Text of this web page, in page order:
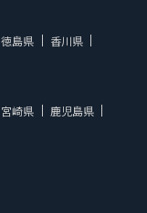
徳島県
香川県
宮崎県
鹿児島県